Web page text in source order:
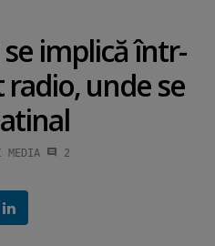
implică într-
unde se
MEDIA 2